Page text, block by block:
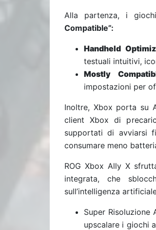
Alla partenza, i
Compatible”:
Handheld
testuali intuitivi,
Mostly
impostazioni per
Inoltre, Xbox porta su
client Xbox di
supportati di avviarsi
consumare meno
ROG Xbox Ally X
integrata, che
sull’intelligenza
Super Risoluzione
upscalare i giochi